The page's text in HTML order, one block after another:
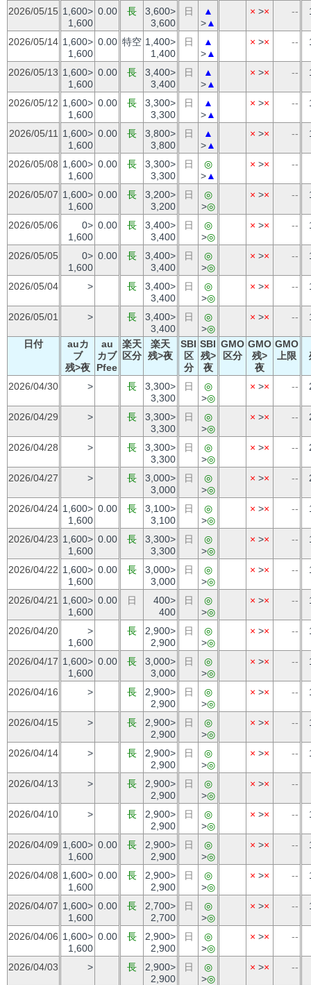
2026/05/15 1,600>
1,600
0.00 長
3,600>
3,600
日
▲
>▲
× >× --
2026/05/14 1,600>
1,600
0.00 特空 1,400>
1,400
日
▲
>▲
× >× --
2026/05/13 1,600>
1,600
0.00 長
3,400>
3,400
日
▲
>▲
× >× --
2026/05/12 1,600>
1,600
0.00 長
3,300>
3,300
日
▲
>▲
× >× --
2026/05/11
1,600>
1,600
0.00 長
3,800>
3,800
日
▲
>▲
× >× --
2026/05/08 1,600>
1,600
0.00 長
3,300>
3,300
日
◎
>▲
× >× --
2026/05/07 1,600>
1,600
0.00 長
3,200>
3,200
日
◎
>◎
× >× --
2026/05/06
0>
1,600
0.00 長
3,400>
3,400
日
◎
>◎
× >× --
2026/05/05
0>
1,600
0.00 長
3,400>
3,400
日
◎
>◎
× >× --
2026/05/04 > 長
3,400>
3,400
日
◎
>◎
× >× --
2026/05/01 > 長
3,400>
3,400
日
◎
>◎
× >× --
日付
auカ
ブ
残>夜
au
カブ
Pfee
楽天
区分
楽天
残>夜
SBI
区
分
SBI
残>
夜
GMO
区分
GMO
残>
夜
GMO
上限
2026/04/30 > 長
3,300>
3,300
日
◎
>◎
× >× --
2026/04/29 > 長
3,300>
3,300
日
◎
>◎
× >× --
2026/04/28 > 長
3,300>
3,300
日
◎
>◎
× >× --
2026/04/27 > 長
3,000>
3,000
日
◎
>◎
× >× --
2026/04/24 1,600>
1,600
0.00 長
3,100>
3,100
日
◎
>◎
× >× --
2026/04/23 1,600>
1,600
0.00 長
3,300>
3,300
日
◎
>◎
× >× --
2026/04/22 1,600>
1,600
0.00 長
3,000>
3,000
日
◎
>◎
× >× --
2026/04/21
1,600>
1,600
0.00 日
400>
400
日
◎
>◎
× >× --
2026/04/20
>
1,600
長
2,900>
2,900
日
◎
>◎
× >× --
2026/04/17 1,600>
1,600
0.00 長
3,000>
3,000
日
◎
>◎
× >× --
2026/04/16 > 長
2,900>
2,900
日
◎
>◎
× >× --
2026/04/15 > 長
2,900>
2,900
日
◎
>◎
× >× --
2026/04/14 > 長
2,900>
2,900
日
◎
>◎
× >× --
2026/04/13 > 長
2,900>
2,900
日
◎
>◎
× >× --
2026/04/10 > 長
2,900>
2,900
日
◎
>◎
× >× --
2026/04/09 1,600>
1,600
0.00 長
2,900>
2,900
日
◎
>◎
× >× --
2026/04/08 1,600>
1,600
0.00 長
2,900>
2,900
日
◎
>◎
× >× --
2026/04/07 1,600>
1,600
0.00 長
2,700>
2,700
日
◎
>◎
× >× --
2026/04/06 1,600>
1,600
0.00 長
2,900>
2,900
日
◎
>◎
× >× --
2026/04/03 > 長
2,900>
2,900
日
◎
>◎
× >× --